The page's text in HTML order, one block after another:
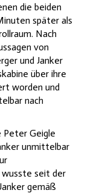
die beiden
später als
Nach
von
und Janker
über ihre
worden und
nach
Geigle
unmittelbar
wusste seit der
gemäß